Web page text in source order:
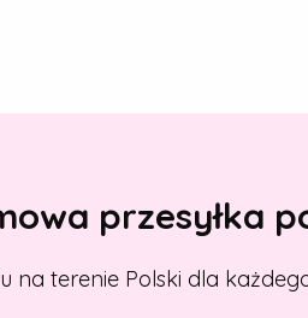
przesyłka
na terenie Polski dla